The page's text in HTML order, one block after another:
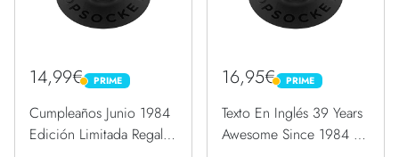
14,99€ PRIME
PRIME
Cumpleaños Junio 1984
Edición Limitada Regalo
16,95€ PRIME
PRIME
Texto En Inglés 39 Years
Awesome Since 1984 39